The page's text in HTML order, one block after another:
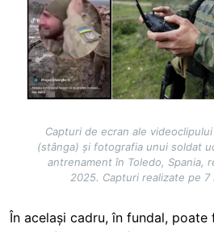
Capturi de ecran ale
(stânga) și fotografia unui soldat
antrenament în Toledo, Spania,
2025. Capturi realizate pe
În același cadru, în fundal,